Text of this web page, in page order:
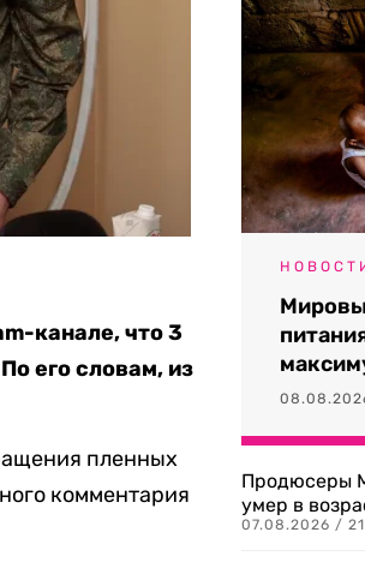
канале, что 3
его словам, из
пленных
комментария
Продюсеры
умер в
07.08.2026 /